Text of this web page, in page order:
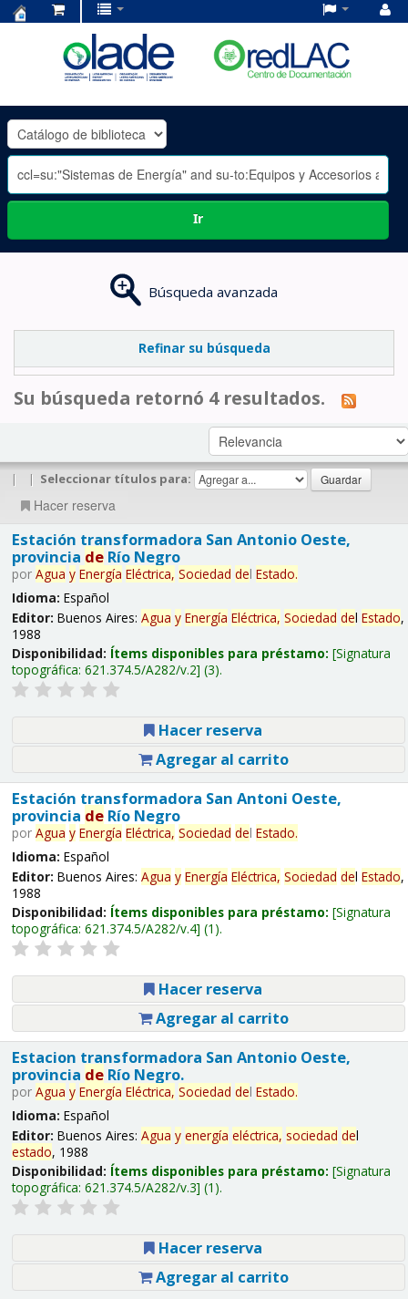
OLADE
-
Ir
Búsqueda avanzada
Refinar su búsqueda
Su búsqueda retornó 4 resultados.
| | Seleccionar títulos para:
Hacer reserva
Estación transformadora San Antonio Oeste,
provincia deRío Negro
por Agua y Energía Eléctrica, Sociedad del Estado.
Idioma: Español
Editor: Buenos Aires: Agua y Energía Eléctrica, Sociedad del Estado,
1988
Disponibilidad: Ítems disponibles para préstamo: Signatura
topográfica: 621.374.5/A282/v.2 (3).
Hacer reserva
Agregar al carrito
Estación transformadora San Antoni Oeste,
provincia deRío Negro
por Agua y Energía Eléctrica, Sociedad del Estado.
Idioma: Español
Editor: Buenos Aires: Agua y Energía Eléctrica, Sociedad del Estado,
1988
Disponibilidad: Ítems disponibles para préstamo: Signatura
topográfica: 621.374.5/A282/v.4 (1).
Hacer reserva
Agregar al carrito
Estacion transformadora San Antonio Oeste,
provincia deRío Negro.
por Agua y Energía Eléctrica, Sociedad del Estado.
Idioma: Español
Editor: Buenos Aires: Agua y energía eléctrica, sociedad del
estado, 1988
Disponibilidad: Ítems disponibles para préstamo: Signatura
topográfica: 621.374.5/A282/v.3 (1).
Hacer reserva
Agregar al carrito